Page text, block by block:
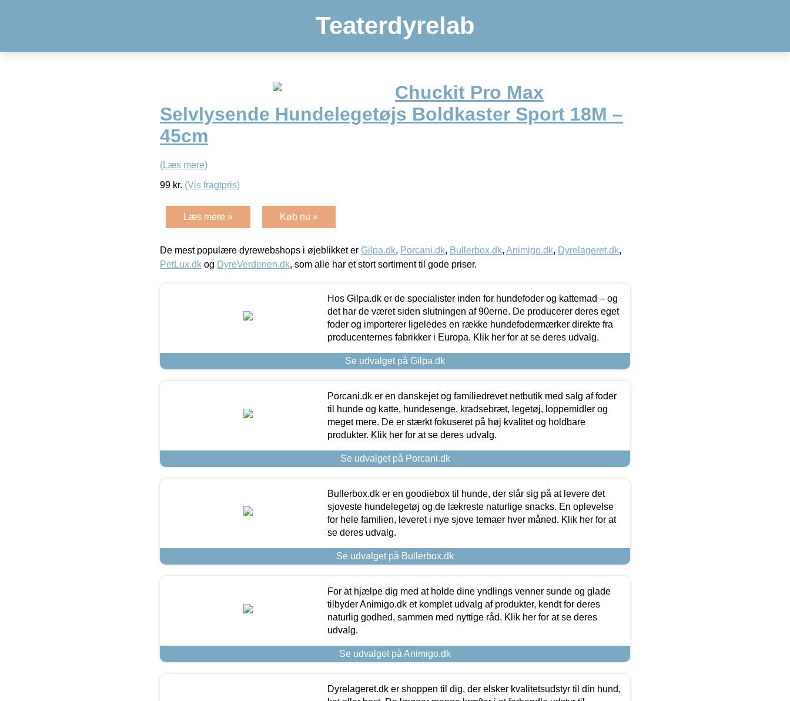
Teaterdyrelab
Chuckit Pro Max
Selvlysende Hundelegetøjs Boldkaster Sport 18M –
45cm
(Læs mere)
99 kr. (Vis fragtpris)
Læs mere » Køb nu »
De mest populære dyrewebshops i øjeblikket er Gilpa.dk, Porcani.dk, Bullerbox.dk, Animigo.dk, Dyrelageret.dk,
PetLux.dk og DyreVerdenen.dk, som alle har et stort sortiment til gode priser.
Hos Gilpa.dk er de specialister inden for hundefoder og kattemad – og
det har de været siden slutningen af 90erne. De producerer deres eget
foder og importerer ligeledes en række hundefodermærker direkte fra
producenternes fabrikker i Europa. Klik her for at se deres udvalg.
Se udvalget på Gilpa.dk
Porcani.dk er en danskejet og familiedrevet netbutik med salg af foder
til hunde og katte, hundesenge, kradsebræt, legetøj, loppemidler og
meget mere. De er stærkt fokuseret på høj kvalitet og holdbare
produkter. Klik her for at se deres udvalg.
Se udvalget på Porcani.dk
Bullerbox.dk er en goodiebox til hunde, der slår sig på at levere det
sjoveste hundelegetøj og de lækreste naturlige snacks. En oplevelse
for hele familien, leveret i nye sjove temaer hver måned. Klik her for at
se deres udvalg.
Se udvalget på Bullerbox.dk
For at hjælpe dig med at holde dine yndlings venner sunde og glade
tilbyder Animigo.dk et komplet udvalg af produkter, kendt for deres
naturlig godhed, sammen med nyttige råd. Klik her for at se deres
udvalg.
Se udvalget på Animigo.dk
Dyrelageret.dk er shoppen til dig, der elsker kvalitetsudstyr til din hund,